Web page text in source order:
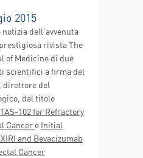
2015
dell'avvenuta
rivista The
of Medicine di due
scientifici a firma del
direttore del
dal titolo
102 for Refractory
Cancer e Initial
and Bevacizumab
Cancer